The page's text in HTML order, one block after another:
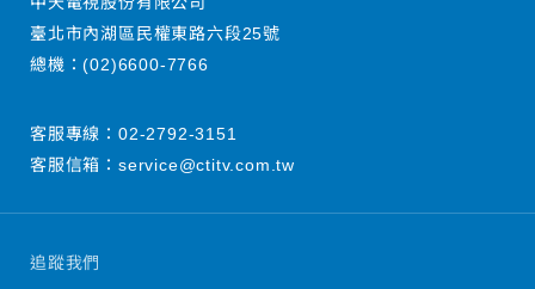
追蹤我們
臺北市內湖區民權東路六段25號
總機：(02)6600-7766
客服專線： 02-2792-3151
客服信箱： service@ctitv.com.tw